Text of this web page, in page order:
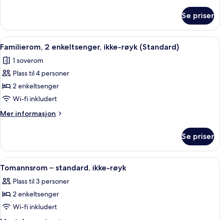
–
superior,
ikke-
Se priser
Åpne
alle
bildene
av
Familierom,
2
enkeltsenger,
ikke-
(Standard)
Familierom, 2 enkeltsenger, ikke-
7
Familierom, 2 enkeltsenger, ikke-røyk (Standard)
1 soverom
Plass til 4 personer
2 enkeltsenger
Wi-fi inkludert
Mer informasjon
Mer
2
enkeltsenger,
ikke-
(Standard)
Se priser
Åpne
alle
bildene
av
Tomannsrom
6
Tomannsrom – standard, ikke-røyk
Plass til 3 personer
2 enkeltsenger
Wi-fi inkludert